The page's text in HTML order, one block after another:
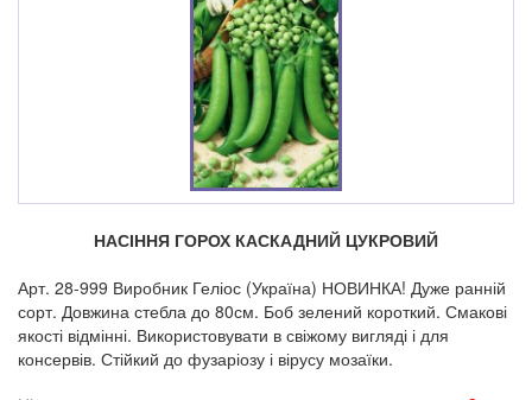
НАСІННЯ ГОРОХ КАСКАДНИЙ ЦУКРОВИЙ
Арт. 28-999 Виробник Геліос (Україна) НОВИНКА! Дуже ранній
сорт. Довжина стебла до 80см. Боб зелений короткий. Смакові
якості відмінні. Використовувати в свіжому вигляді і для
консервів. Стійкий до фузаріозу і вірусу мозаїки.